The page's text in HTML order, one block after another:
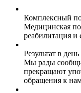
Комплексный
Медицинская
реабилитация и
Результат в
Мы рады
прекращают
обращения к